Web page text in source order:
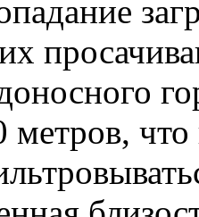
метров,